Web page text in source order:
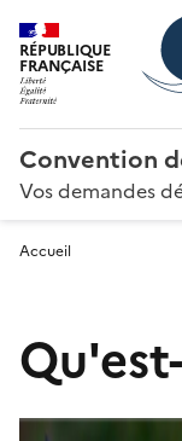
RÉPUBLIQUE
FRANÇAISE
Convention
Vos demandes
Accueil